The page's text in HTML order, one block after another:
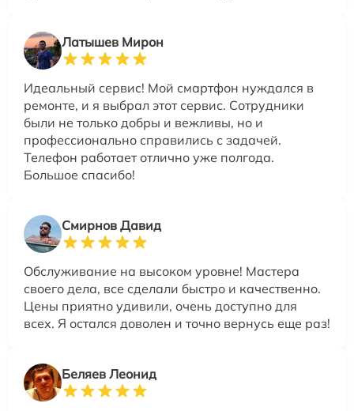
Латышев Мирон
Идеальный сервис! Мой смартфон нуждался в
ремонте, и я выбрал этот сервис. Сотрудники
были не только добры и вежливы, но и
профессионально справились с задачей.
Телефон работает отлично уже полгода.
Большое спасибо!
Смирнов Давид
Обслуживание на высоком уровне! Мастера
своего дела, все сделали быстро и качественно.
Цены приятно удивили, очень доступно для
всех. Я остался доволен и точно вернусь еще раз!
Беляев Леонид